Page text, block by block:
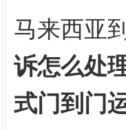
马来西亚
诉怎么处
式门到门